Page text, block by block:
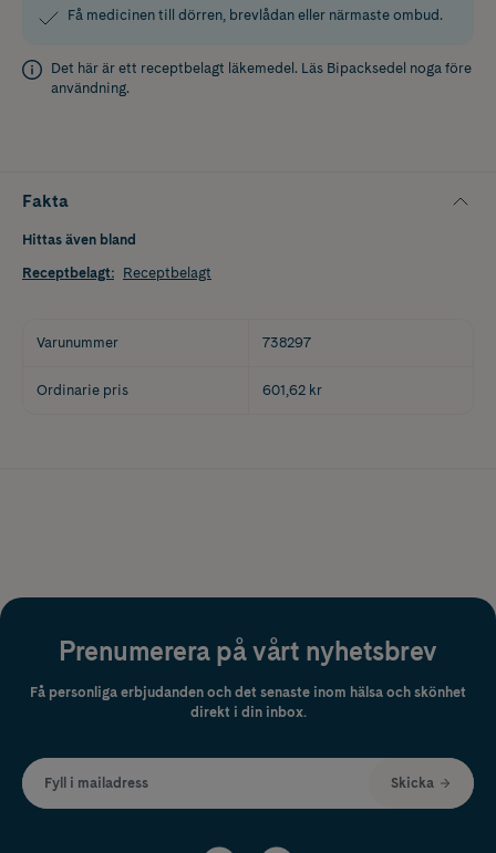
Få medicinen till dörren, brevlådan eller närmaste ombud.
Det här är ett receptbelagt läkemedel. Läs Bipacksedel noga före
användning.
Fakta
Hittas även bland
Receptbelagt: Receptbelagt
Varunummer 738297
Ordinarie pris 601,62 kr
Prenumerera på vårt nyhetsbrev
Få personliga erbjudanden och det senaste inom hälsa och skönhet
direkt i din inbox.
Fyll i mailadress Skicka